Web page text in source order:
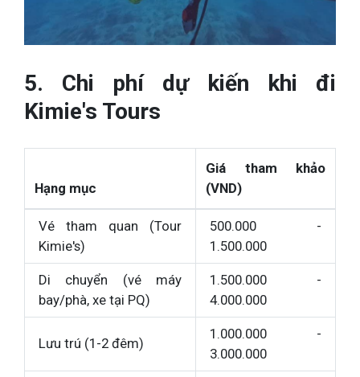
5. Chi phí dự kiến khi đi
Kimie's Tours
Hạng mục
Giá tham khảo
(VND)
Vé tham quan (Tour
Kimie's)
500.000 -
1.500.000
Di chuyển (vé máy
bay/phà, xe tại PQ)
1.500.000 -
4.000.000
Lưu trú (1-2 đêm)
1.000.000 -
3.000.000